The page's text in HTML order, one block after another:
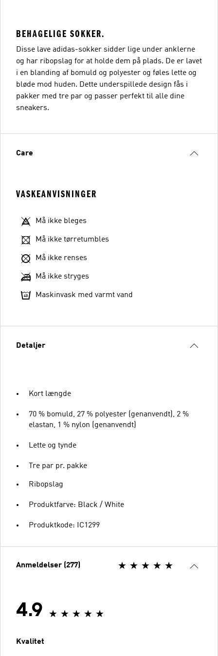
BEHAGELIGE SOKKER.
Disse lave adidas-sokker sidder lige under anklerne
og har ribopslag for at holde dem på plads. De er lavet
i en blanding af bomuld og polyester og føles lette og
bløde mod huden. Dette underspillede design fås i
pakker med tre par og passer perfekt til alle dine
sneakers.
Care
VASKEANVISNINGER
Må ikke bleges
Må ikke tørretumbles
Må ikke renses
Må ikke stryges
Maskinvask med varmt vand
Detaljer
Kort længde
70 % bomuld, 27 % polyester (genanvendt), 2 %
elastan, 1 % nylon (genanvendt)
Lette og tynde
Tre par pr. pakke
Ribopslag
Produktfarve: Black / White
Produktkode: IC1299
Anmeldelser (277)
4.9
Kvalitet